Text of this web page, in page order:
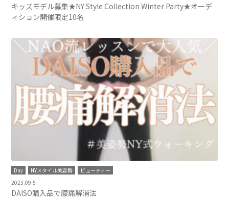
キッズモデル募集★NY Style Collection Winter Party★オーデ
ィション開催限定10名
Day NYスタイル美姿勢
ビューティー
2023.09.5
DAISO購入品で腰痛解消法